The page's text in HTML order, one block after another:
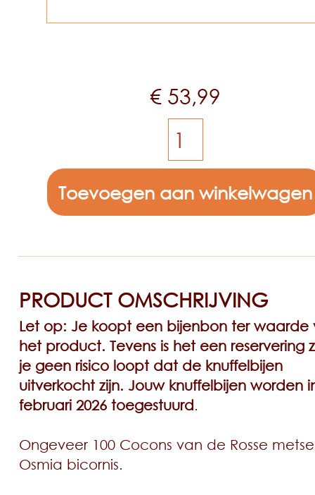
€ 53,99
Toevoegen aan winkelwagen
PRODUCT OMSCHRIJVING
Let op: Je koopt een bijenbon ter waarde
het product. Tevens is het een reservering
je geen risico loopt dat de knuffelbijen
uitverkocht zijn. Jouw knuffelbijen worden
februari 2026 toegestuurd.
Ongeveer 100 Cocons van de Rosse
Osmia bicornis.